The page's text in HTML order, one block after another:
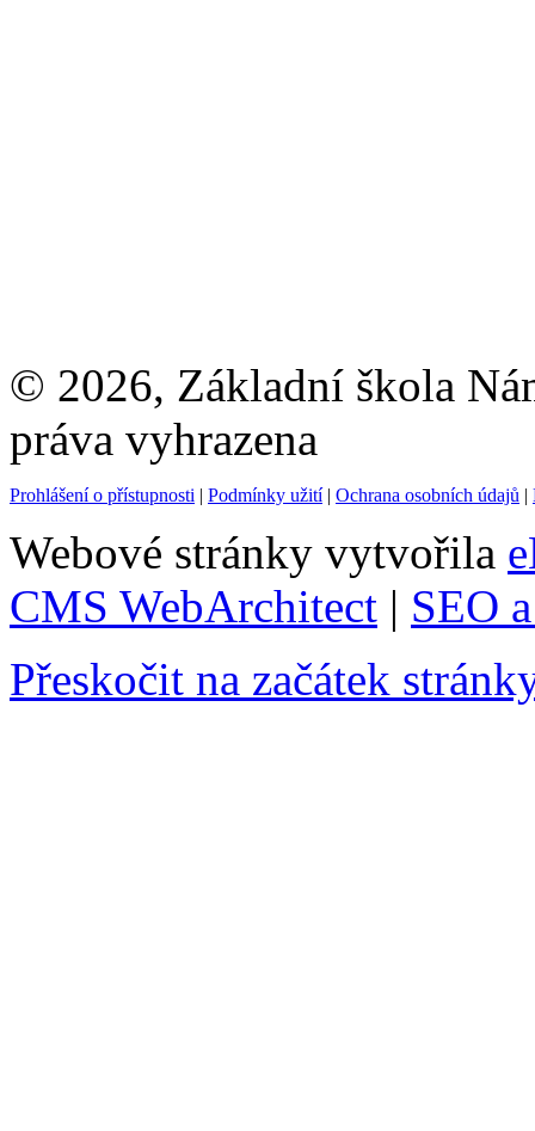
© 2026, Základní škola
práva vyhrazena
Prohlášení o přístupnosti | Podmínky užití| Ochrana osobních údajů |
Webové stránky vytvořila
CMS WebArchitect | SEO
Přeskočit na začátek